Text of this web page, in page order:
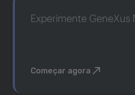
Experimente GeneXus
Começar agora